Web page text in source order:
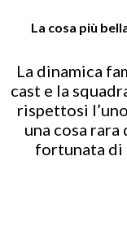
La cosa più
La dinamica
cast e la
rispettosi
una cosa
fortunata di